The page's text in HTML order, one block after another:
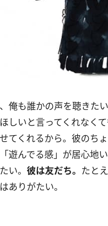
、俺も誰かの声を聴きた
しいと言ってくれなく
てくれるから。彼のち
遊んでる感」が居心地
い。 彼は友だち。 たと
ありがたい。